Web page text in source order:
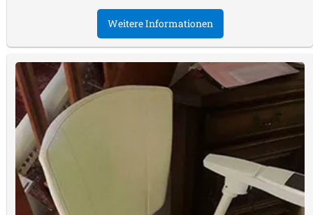
Weitere Informationen